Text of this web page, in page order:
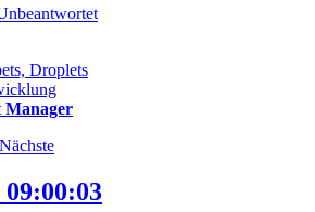
Droplets
Manager
Nächste
09:00:03